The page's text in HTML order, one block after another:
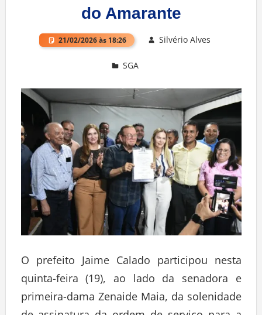
do Amarante
21/02/2026 às 18:26 Silvério Alves
SGA
O prefeito Jaime Calado participou nesta
quinta-feira (19), ao lado da senadora e
primeira-dama Zenaide Maia, da solenidade